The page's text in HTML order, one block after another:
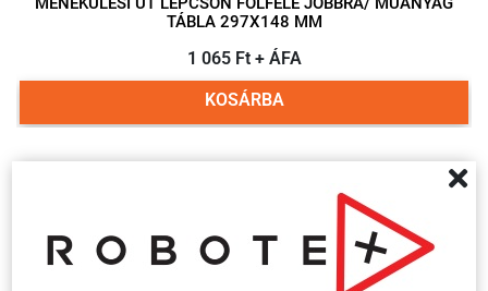
TÁBLA 297X148 MM
1 065 Ft + ÁFA
KOSÁRBA